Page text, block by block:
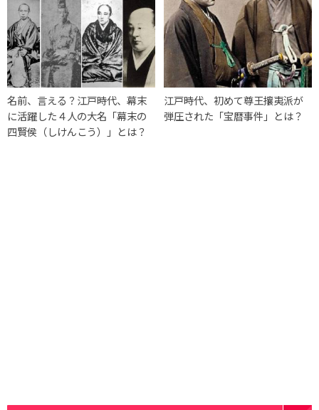
名前、言える？江戸時代、幕末
に活躍した４人の大名「幕末の
四賢侯（しけんこう）」とは？
江戸時代、初めて尊王攘夷派が
弾圧された「宝暦事件」とは？